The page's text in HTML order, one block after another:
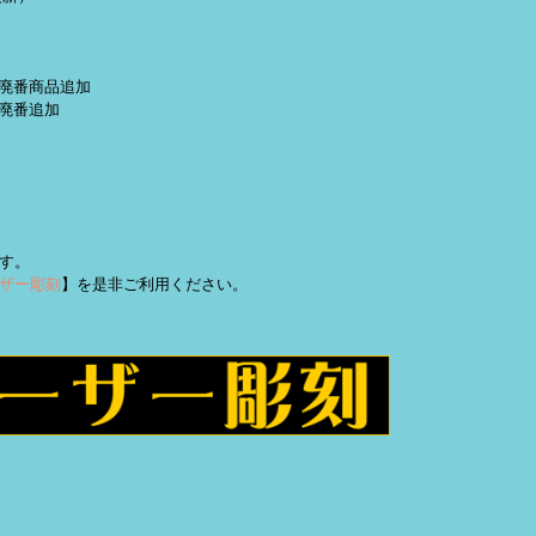
番商品追加
番追加
。
ー彫刻 】を是非ご利用ください。